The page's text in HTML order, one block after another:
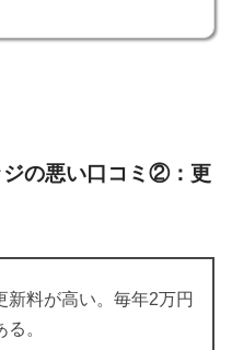
ジの悪い口コミ②：更
新料が高い。毎年2万円
。